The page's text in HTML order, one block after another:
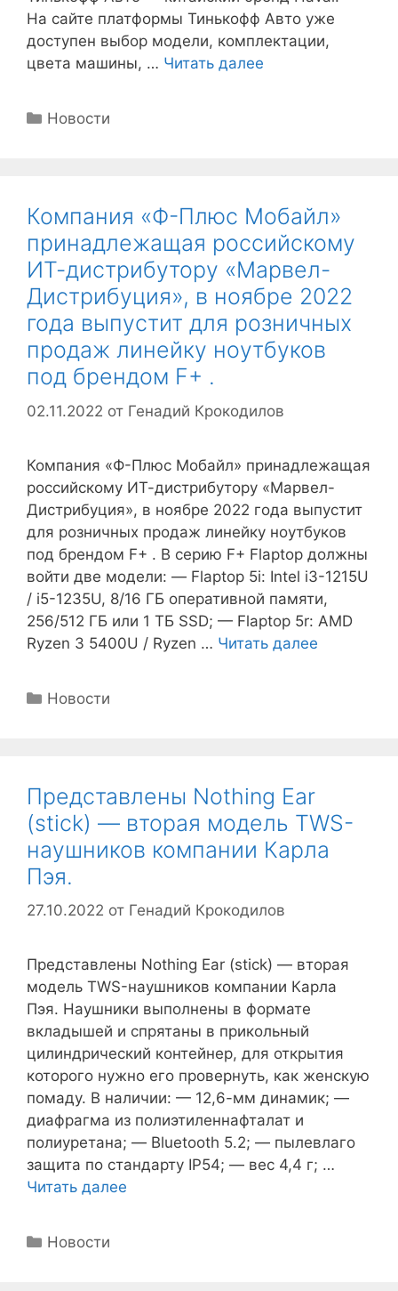
На сайте платформы Тинькофф Авто уже
доступен выбор модели, комплектации,
цвета машины, … Читать далее
Рубрики
Новости
Компания «Ф-Плюс Мобайл»
принадлежащая российскому
ИТ-дистрибутору «Марвел-
Дистрибуция», в ноябре 2022
года выпустит для розничных
продаж линейку ноутбуков
под брендом F+ .
02.11.2022 от Генадий Крокодилов
Компания «Ф-Плюс Мобайл» принадлежащая
российскому ИТ-дистрибутору «Марвел-
Дистрибуция», в ноябре 2022 года выпустит
для розничных продаж линейку ноутбуков
под брендом F+ . В серию F+ Flaptop должны
войти две модели: — Flaptop 5i: Intel i3-1215U
/ i5-1235U, 8/16 ГБ оперативной памяти,
256/512 ГБ или 1 ТБ SSD; — Flaptop 5r: AMD
Ryzen 3 5400U / Ryzen … Читать далее
Рубрики
Новости
Представлены Nothing Ear
(stick) — вторая модель TWS-
наушников компании Карла
Пэя.
27.10.2022 от Генадий Крокодилов
Представлены Nothing Ear (stick) — вторая
модель TWS-наушников компании Карла
Пэя. Наушники выполнены в формате
вкладышей и спрятаны в прикольный
цилиндрический контейнер, для открытия
которого нужно его провернуть, как женскую
помаду. В наличии: — 12,6-мм динамик; —
диафрагма из полиэтиленнафталат и
полиуретана; — Bluetooth 5.2; — пылевлаго
защита по стандарту IP54; — вес 4,4 г; …
Читать далее
Рубрики
Новости